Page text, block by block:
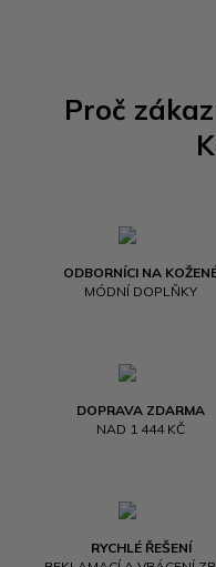
Proč
ODBORNÍCI NA
MÓDNÍ DOPLŇKY
DOPRAVA ZDARMA
NAD 1 444 KČ
RYCHLÉ ŘEŠENÍ